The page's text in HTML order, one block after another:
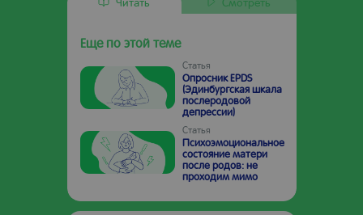
Еще по этой теме
Статья
Опросник EPDS
(Эдинбургская шкала
послеродовой
депрессии)
Статья
Психоэмоциональное
состояние матери
после родов: не
проходим мимо